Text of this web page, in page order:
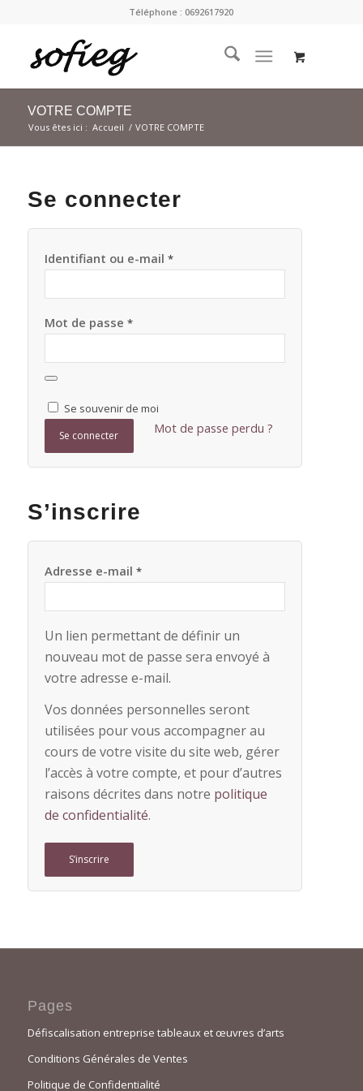
Téléphone : 0692617920
VOTRE COMPTE
Vous êtes ici : Accueil / VOTRE COMPTE
Se connecter
Identifiant ou e-mail *
Mot de passe *
Se souvenir de moi
Se connecter Mot de passe perdu ?
S’inscrire
Adresse e-mail *
Un lien permettant de définir un
nouveau mot de passe sera envoyé à
votre adresse e-mail.
Vos données personnelles seront
utilisées pour vous accompagner au
cours de votre visite du site web, gérer
l’accès à votre compte, et pour d’autres
raisons décrites dans notre politique
de confidentialité.
S’inscrire
Pages
Défiscalisation entreprise tableaux et œuvres d’arts
Conditions Générales de Ventes
Politique de Confidentialité